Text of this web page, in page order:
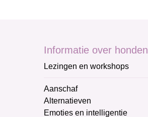
Informatie over honden
Lezingen en workshops
Aanschaf
Alternatieven
Emoties en intelligentie